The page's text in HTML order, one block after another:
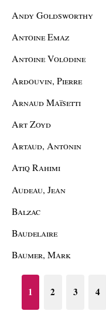
Andy Goldsworthy
Antoine Emaz
Antoine Volodine
Ardouvin, Pierre
Arnaud Maïsetti
Art Zoyd
Artaud, Antonin
Atiq Rahimi
Audeau, Jean
Balzac
Baudelaire
Baumer, Mark
1 2 3 4